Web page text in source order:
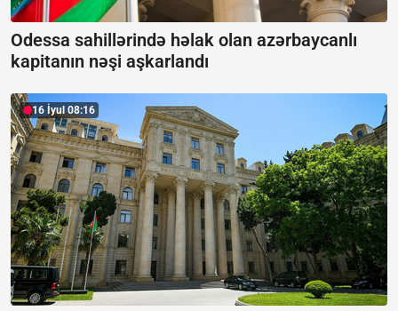
Odessa sahillərində həlak olan azərbaycanlı
kapitanın nəşi aşkarlandı
16 İyul 08:16